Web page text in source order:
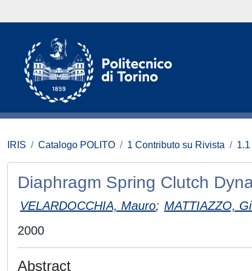
IRIS Catalogo POLITO 1 Contributo su Rivista
Diaphragm Spring Clutch
VELARDOCCHIA, Mauro; MATTIAZZO,
2000
Abstract